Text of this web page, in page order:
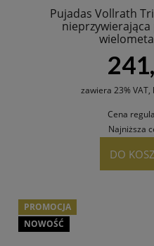
Pujadas Vollrath
zawiera 23%
Cena
Najniższa
DO
PROMOCJA
NOWOŚĆ